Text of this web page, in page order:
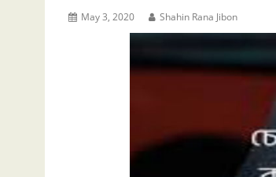
May 3, 2020 Shahin Rana Jibon